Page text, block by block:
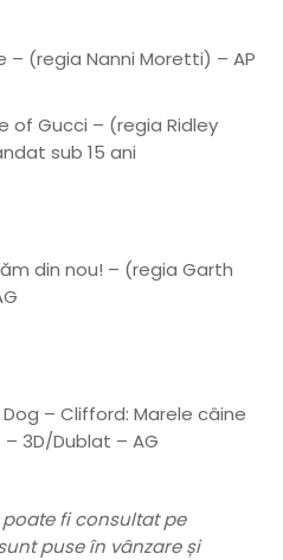
– (regia Nanni Moretti) – AP
of Gucci – (regia Ridley
sub 15 ani
din nou! – (regia Garth
– Clifford: Marele câine
3D/Dublat – AG
fi consultat pe
puse în vânzare și